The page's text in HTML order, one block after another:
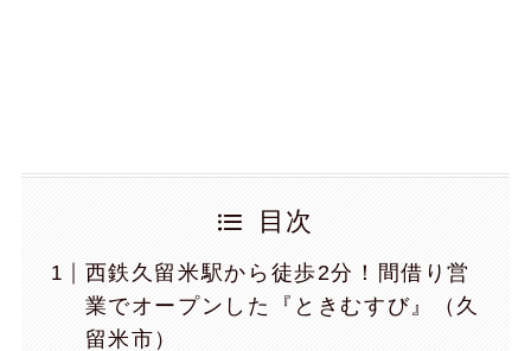
目次
西鉄久留米駅から徒歩2分！間借り営
業でオープンした『ときむすび』（久
留米市）